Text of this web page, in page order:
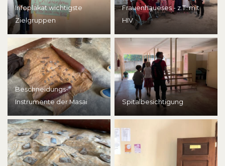
Infoplakat wichtigste
Zielgruppen
Beschneidungs-
Instrumente der Masai
Frauenhaueses - z.T. mit
HIV
Spitalbesichtigung